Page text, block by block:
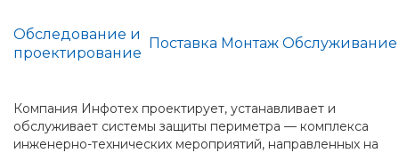
Обследование и
проектирование
Поставка Монтаж Обслуживание
Компания Инфотех проектирует, устанавливает и
обслуживает системы защиты периметра — комплекса
инженерно-технических мероприятий, направленных на